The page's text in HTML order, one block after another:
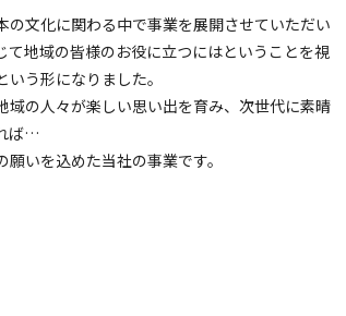
の文化に関わる中で事業を展開させていただい
て地域の皆様のお役に立つにはということを視
う形になりました。
域の人々が楽しい思い出を育み、次世代に素晴
ば…
いを込めた当社の事業です。